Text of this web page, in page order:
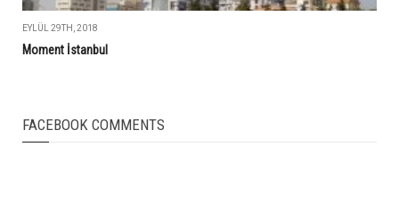
EYLÜL 29TH, 2018
Moment İstanbul
FACEBOOK COMMENTS